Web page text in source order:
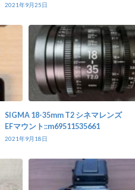
2021年9月25日
SIGMA 18-35mm T2 シネマレンズ
EFマウント::m69511535661
2021年9月18日